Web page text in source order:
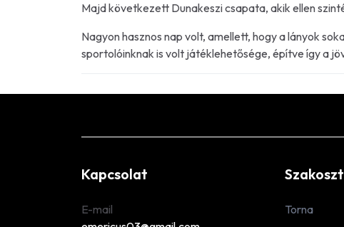
Majd következett Dunakeszi csapata, akik ellen
Nagyon hasznos nap volt, amellett, hogy a lányok
sportolóinknak is volt játéklehetősége, építve így a
Kapcsolat
E-mail
Torna